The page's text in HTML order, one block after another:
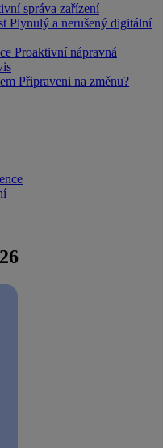
správa zařízení
Plynulý a nerušený digitální
Proaktivní nápravná
Připraveni na změnu?